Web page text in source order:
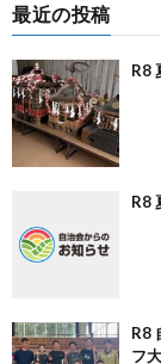
最近の投稿
R8
R8
R8
フ